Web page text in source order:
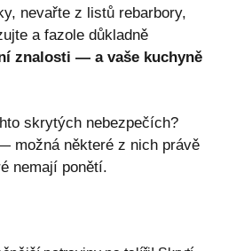
nevařte z listů rebarbory,
a fazole důkladně
znalosti — a vaše kuchyně
skrytých nebezpečích?
možná některé z nich právě
nemají ponětí.